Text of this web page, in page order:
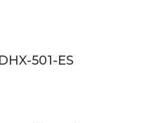
501-ES